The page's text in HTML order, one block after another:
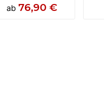
ab146,49 €
ab 76,90 €